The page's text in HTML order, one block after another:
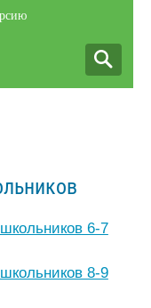
6-7
8-9